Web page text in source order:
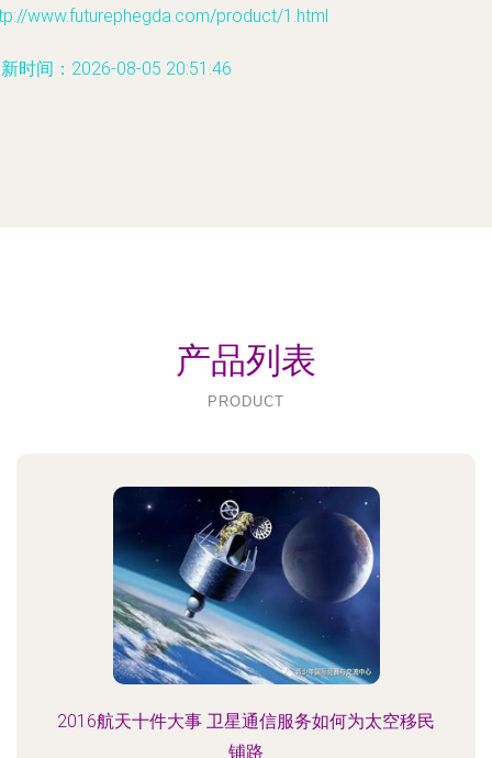
www.futurephegda.com/product/1.html
时间：2026-08-05 20:51:46
产品列表
PRODUCT
2016航天十件大事 卫星通信服务如何为太空移民
铺路